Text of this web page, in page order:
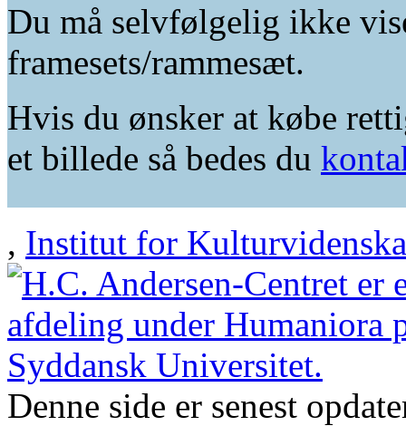
Du må selvfølgelig ikke
framesets/rammesæt.
Hvis du ønsker at købe
et billede så bedes du
, Institut for
Denne side er senest